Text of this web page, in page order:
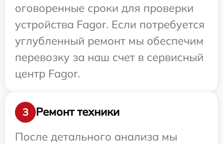
оговоренные сроки для проверки
устройства Fagor. Если потребуется
углубленный ремонт мы обеспечим
перевозку за наш счет в сервисный
центр Fagor.
3
Ремонт техники
После детального анализа мы